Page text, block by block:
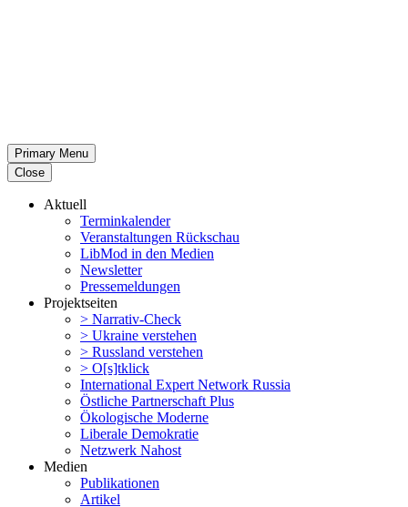
Primary Menu
Close
Aktuell
Termin­ka­lender
Veran­stal­tungen Rückschau
LibMod in den Medien
Newsletter
Presse­mel­dungen
Projekt­seiten
> Narrativ-Check
> Ukraine verstehen
> Russland verstehen
> O[s]tklick
Inter­na­tional Expert Network Russia
Östliche Partner­schaft Plus
Ökolo­gische Moderne
Liberale Demokratie
Netzwerk Nahost
Medien
Publi­ka­tionen
Artikel